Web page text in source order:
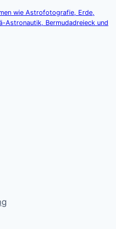
wie Astrofotografie, Erde,
Astronautik, Bermudadreieck und